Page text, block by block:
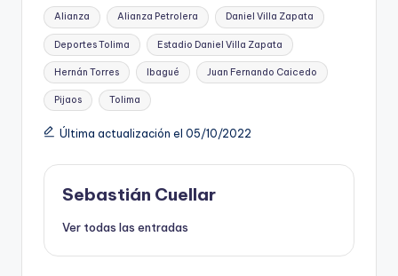
Etiquetas:
Alianza Alianza Petrolera Daniel Villa Zapata
Deportes Tolima Estadio Daniel Villa Zapata
Hernán Torres Ibagué Juan Fernando Caicedo
Pijaos Tolima
Última actualización el 05/10/2022
Sebastián Cuellar
Ver todas las entradas